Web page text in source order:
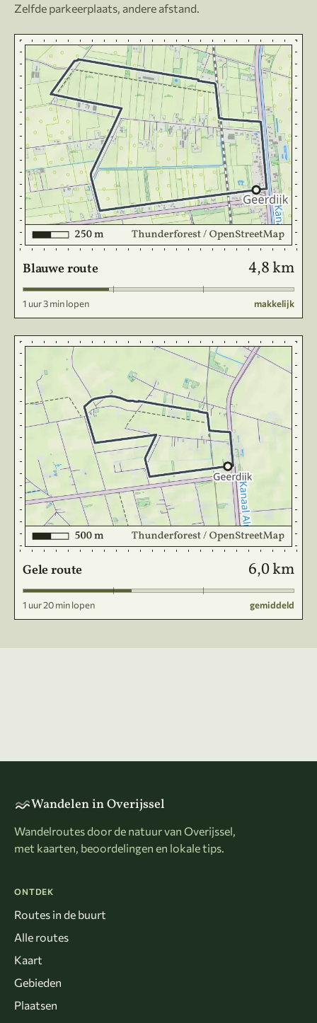
Zelfde parkeerplaats, andere afstand.
Blauwe route 4,8 km
1 uur 3 min lopen makkelijk
Gele route 6,0 km
1 uur 20 min lopen gemiddeld
Wandelen in Overijssel
Wandelroutes door de natuur van Overijssel,
met kaarten, beoordelingen en lokale tips.
ONTDEK
Routes in de buurt
Alle routes
Kaart
Gebieden
Plaatsen